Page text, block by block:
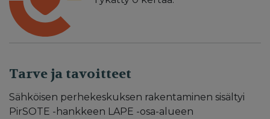
Tarve ja tavoitteet
Sähköisen perhekeskuksen rakentaminen sisältyi
PirSOTE -hankkeen LAPE -osa-alueen